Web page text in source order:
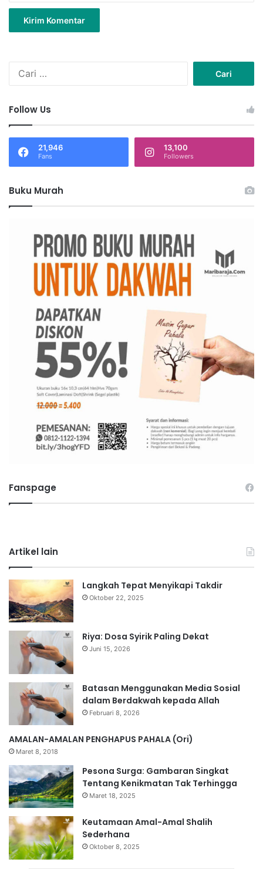
u
k
Follow Us
21,946
Fans
13,100
Followers
Buku Murah
Fanspage
Artikel lain
Langkah Tepat Menyikapi Takdir
Oktober 22, 2025
Riya: Dosa Syirik Paling Dekat
Juni 15, 2026
Batasan Menggunakan Media Sosial
dalam Berdakwah kepada Allah
Februari 8, 2026
AMALAN-AMALAN PENGHAPUS PAHALA (Ori)
Maret 8, 2018
Pesona Surga: Gambaran Singkat
Tentang Kenikmatan Tak Terhingga
Maret 18, 2025
Keutamaan Amal-Amal Shalih
Sederhana
Oktober 8, 2025